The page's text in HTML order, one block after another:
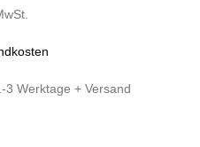
3 Werktage + Versand